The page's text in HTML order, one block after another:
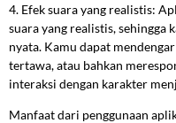
4. Efek suara yang realistis:
suara yang realistis, sehingga
nyata. Kamu dapat
tertawa, atau bahkan
interaksi dengan karakter
Manfaat dari penggunaan